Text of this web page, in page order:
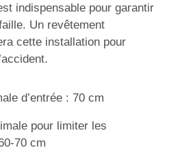
indispensable pour garantir
Un revêtement
cette installation pour
d’entrée : 70 cm
pour limiter les
70 cm